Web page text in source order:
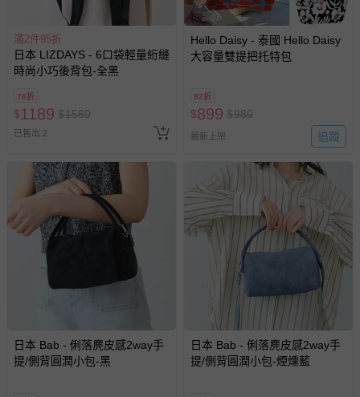
- 尺寸根據測量方法的不同，2cm以內的的誤差是正常範圍。
- 提醒媽咪七天猶豫期並非七天試用期喔~ 媽咪如欲退換貨，所
退回的商品必須是全新的狀態、並且完整包裝。
- 每件商品在拍攝時力求忠實呈現，但因為每台電腦、手機或平
有些許差異唷~ 謝謝媽咪們的體諒。
退換貨須知
您所購買的商品享有7天的鑑賞期／猶豫期權益，但此期間
並非試用期，您所退回的商品必須是未經使用的全新狀態，
包含完整包裝、配件、說明文件及贈品等。
如需退換貨，請於收到商品7天（含例假日內提出），如為
瑕疵退換貨所產生的運費，將由媽咪愛負責處理，若非瑕疵
退貨，您可至『查詢訂單』>『已出貨』中查詢該筆訂單，
並點選『我要退貨』即可進行申請。若有相關退貨問題，請
我們將依序為您處理
針對滿件折/滿額贈…等活動，如因部份退貨，而該訂單保
滿2件95折
日本 LIZDAYS - 6口袋輕量絎縫
時尚小巧後背包-全黑
76折
$1189 $1560
已售出 2
Hello Daisy - 泰國 Hello Daisy
大容量雙提把托特包
92折
$899 $980
最新上架 追蹤
日本 Bab - 俐落麂皮感2way手
提/側背圓潤小包-黑
日本 Bab - 俐落麂皮感2way手
提/側背圓潤小包-煙燻藍